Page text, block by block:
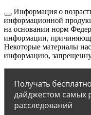
Информация о
информационной
на основании норм
информации,
Некоторые материалы
информацию,
Получать
дайджестом самых
расследований